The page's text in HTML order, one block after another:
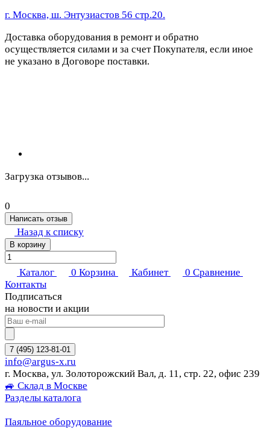
г. Москва, ш. Энтузиастов 56 стр.20.
Доставка оборудования в ремонт и обратно
осуществляется силами и за счет Покупателя, если иное
не указано в Договоре поставки.
Загрузка отзывов...
0
Написать отзыв
Назад к списку
В корзину
Каталог 0 Корзина Кабинет 0 Сравнение
Контакты
Подписаться
на новости и акции
7 (495) 123-81-01
info@argus-x.ru
г. Москва, ул. Золоторожский Вал, д. 11, стр. 22, офис 239
🚙 Склад в Москве
Разделы каталога
Паяльное оборудование